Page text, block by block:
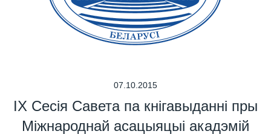
07.10.2015
IX Сесія Савета па кнігавыданні пры
Міжнароднай асацыяцыі акадэмій